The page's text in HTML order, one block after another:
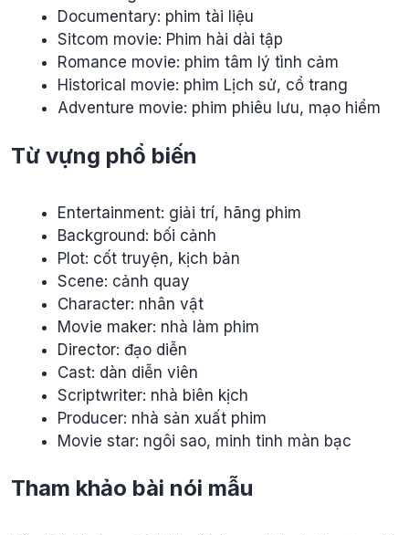
Documentary: phim tài liệu
Sitcom movie: Phim hài dài tập
Romance movie: phim tâm lý tình cảm
Historical movie: phim Lịch sử, cổ trang
Adventure movie: phim phiêu lưu, mạo hiểm
Từ vựng phổ biến
Entertainment: giải trí, hãng phim
Background: bối cảnh
Plot: cốt truyện, kịch bản
Scene: cảnh quay
Character: nhân vật
Movie maker: nhà làm phim
Director: đạo diễn
Cast: dàn diễn viên
Scriptwriter: nhà biên kịch
Producer: nhà sản xuất phim
Movie star: ngôi sao, minh tinh màn bạc
Tham khảo bài nói mẫu